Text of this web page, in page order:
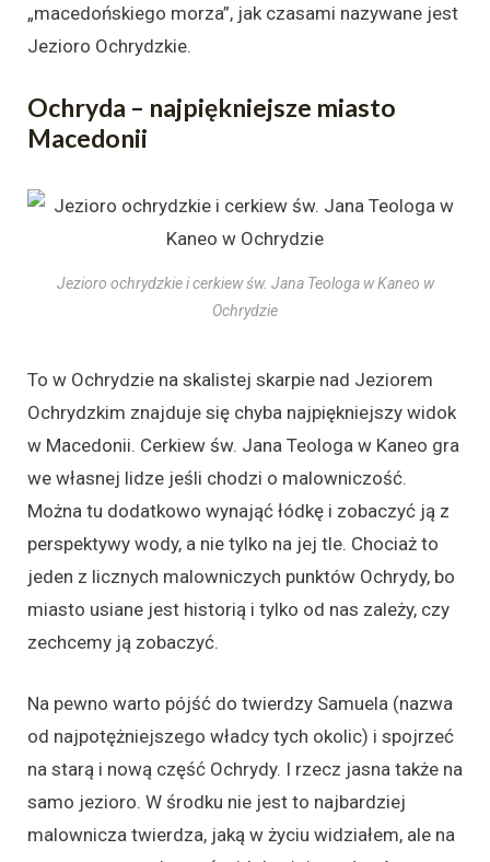
„macedońskiego morza”, jak czasami nazywane jest
Jezioro Ochrydzkie.
Ochryda – najpiękniejsze miasto
Macedonii
Jezioro ochrydzkie i cerkiew św. Jana Teologa w Kaneo w
Ochrydzie
To w Ochrydzie na skalistej skarpie nad Jeziorem
Ochrydzkim znajduje się chyba najpiękniejszy widok
w Macedonii. Cerkiew św. Jana Teologa w Kaneo gra
we własnej lidze jeśli chodzi o malowniczość.
Można tu dodatkowo wynająć łódkę i zobaczyć ją z
perspektywy wody, a nie tylko na jej tle. Chociaż to
jeden z licznych malowniczych punktów Ochrydy, bo
miasto usiane jest historią i tylko od nas zależy, czy
zechcemy ją zobaczyć.
Na pewno warto pójść do twierdzy Samuela (nazwa
od najpotężniejszego władcy tych okolic) i spojrzeć
na starą i nową część Ochrydy. I rzecz jasna także na
samo jezioro. W środku nie jest to najbardziej
malownicza twierdza, jaką w życiu widziałem, ale na